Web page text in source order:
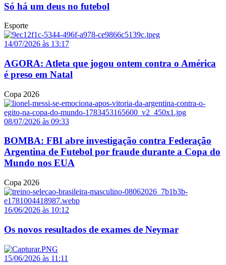
Só há um deus no futebol
Esporte
14/07/2026 às 13:17
AGORA: Atleta que jogou ontem contra o América
é preso em Natal
Copa 2026
08/07/2026 às 09:33
BOMBA: FBI abre investigação contra Federação
Argentina de Futebol por fraude durante a Copa do
Mundo nos EUA
Copa 2026
16/06/2026 às 10:12
Os novos resultados de exames de Neymar
15/06/2026 às 11:11